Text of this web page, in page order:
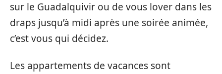
sur le Guadalquivir ou de vous lover dans les
draps jusqu’à midi après une soirée animée,
c’est vous qui décidez.
Les appartements de vacances sont